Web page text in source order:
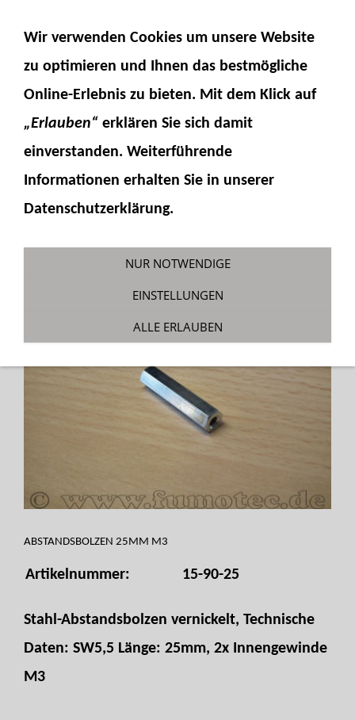
Abstandsbolzen 25mm M3
Abstandsbolzen
ABSTANDSBOLZEN 25MM M3
Artikelnummer: 15-90-25
Stahl-Abstandsbolzen vernickelt, Technische
Daten: SW5,5 Länge: 25mm, 2x Innengewinde
M3
Wir verwenden Cookies um unsere Website
zu optimieren und Ihnen das bestmögliche
Online-Erlebnis zu bieten. Mit dem Klick auf
„Erlauben“ erklären Sie sich damit
einverstanden. Weiterführende
Informationen erhalten Sie in unserer
Datenschutzerklärung.
NUR NOTWENDIGE
EINSTELLUNGEN
ALLE ERLAUBEN